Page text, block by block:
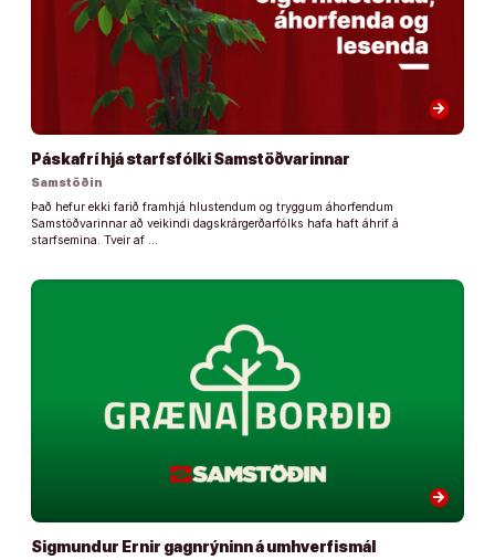
arrow_forward
Páskafrí hjá starfsfólki Samstöðvarinnar
Samstöðin
Það hefur ekki farið framhjá hlustendum og tryggum áhorfendum
Samstöðvarinnar að veikindi dagskrárgerðarfólks hafa haft áhrif á
starfsemina. Tveir af …
arrow_forward
Sigmundur Ernir gagnrýninn á umhverfismál